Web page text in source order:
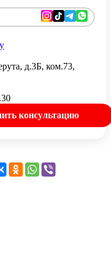
д.3Б, ком.73,
консультацию